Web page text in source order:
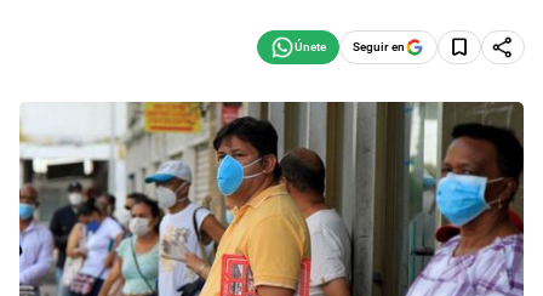
Seguir en